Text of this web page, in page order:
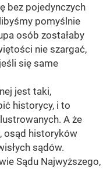
bez pojedynczych
pomyślnie
osób zostałaby
nie szargać,
się same
jest taki,
historycy, i to
A że
osąd historyków
sądów.
Sądu Najwyższego,